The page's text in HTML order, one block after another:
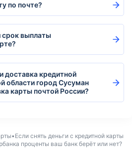
по почте?
выплаты
доставка кредитной
области город Сусуман
карты почтой России?
Если снять деньги с кредитной карты
проценты ваш банк берёт или нет?